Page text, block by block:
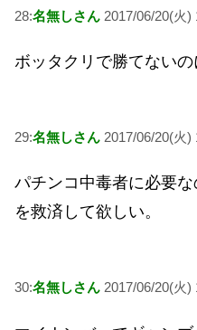
28:名無しさん 2017/06/20(火
ボッタクリで勝てない
29:名無しさん 2017/06/20(火
パチンコ中毒者に必要
を救済して欲しい。
30:名無しさん 2017/06/20(火)